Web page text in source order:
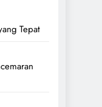
Tepat